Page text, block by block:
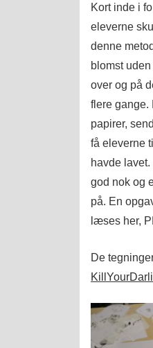
Kort inde i
eleverne
denne
blomst
over og på
flere gange.
papirer,
få eleverne
havde
god nok og
på. En
læses her,
De